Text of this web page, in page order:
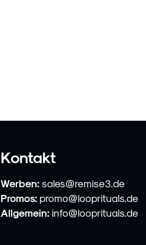
Kontakt
Werben: sales@remise3.de
Promos: promo@looprituals.de
Allgemein: info@looprituals.de